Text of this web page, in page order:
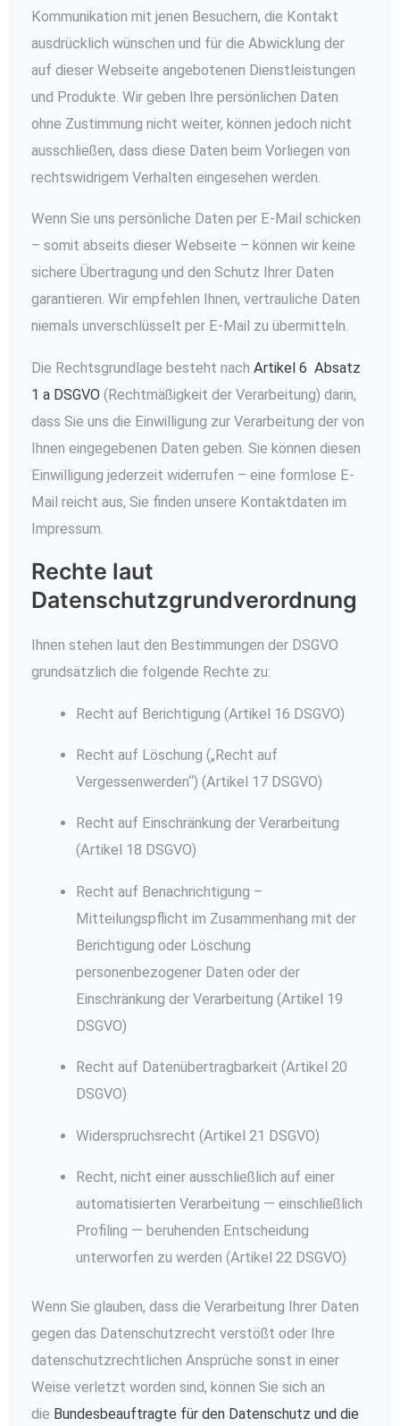
Kommunikation mit jenen Besuchern, die Kontakt
ausdrücklich wünschen und für die Abwicklung der
auf dieser Webseite angebotenen Dienstleistungen
und Produkte. Wir geben Ihre persönlichen Daten
ohne Zustimmung nicht weiter, können jedoch nicht
ausschließen, dass diese Daten beim Vorliegen von
rechtswidrigem Verhalten eingesehen werden.
Wenn Sie uns persönliche Daten per E-Mail schicken
– somit abseits dieser Webseite – können wir keine
sichere Übertragung und den Schutz Ihrer Daten
garantieren. Wir empfehlen Ihnen, vertrauliche Daten
niemals unverschlüsselt per E-Mail zu übermitteln.
Die Rechtsgrundlage besteht nachArtikel 6 Absatz
1 a DSGVO (Rechtmäßigkeit der Verarbeitung) darin,
dass Sie uns die Einwilligung zur Verarbeitung der von
Ihnen eingegebenen Daten geben. Sie können diesen
Einwilligung jederzeit widerrufen – eine formlose E-
Mail reicht aus, Sie finden unsere Kontaktdaten im
Impressum.
Rechte laut
Datenschutzgrundverordnung
Ihnen stehen laut den Bestimmungen der DSGVO
grundsätzlich die folgende Rechte zu:
Recht auf Berichtigung (Artikel 16 DSGVO)
Recht auf Löschung („Recht auf
Vergessenwerden“) (Artikel 17 DSGVO)
Recht auf Einschränkung der Verarbeitung
(Artikel 18 DSGVO)
Recht auf Benachrichtigung –
Mitteilungspflicht im Zusammenhang mit der
Berichtigung oder Löschung
personenbezogener Daten oder der
Einschränkung der Verarbeitung (Artikel 19
DSGVO)
Recht auf Datenübertragbarkeit (Artikel 20
DSGVO)
Widerspruchsrecht (Artikel 21 DSGVO)
Recht, nicht einer ausschließlich auf einer
automatisierten Verarbeitung — einschließlich
Profiling — beruhenden Entscheidung
unterworfen zu werden (Artikel 22 DSGVO)
Wenn Sie glauben, dass die Verarbeitung Ihrer Daten
gegen das Datenschutzrecht verstößt oder Ihre
datenschutzrechtlichen Ansprüche sonst in einer
Weise verletzt worden sind, können Sie sich an
die Bundesbeauftragte für den Datenschutz und die